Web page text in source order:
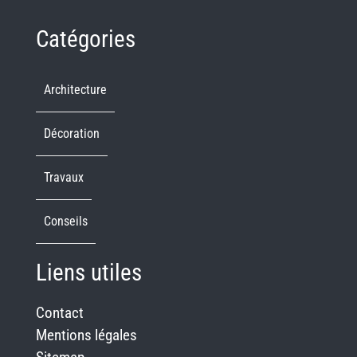
Catégories
Architecture
Décoration
Travaux
Conseils
Liens utiles
Contact
Mentions légales